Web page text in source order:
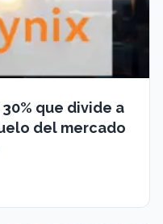
que divide a
del mercado